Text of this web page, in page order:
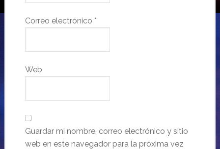
Correo electrónico *
Web
Guardar mi nombre, correo electrónico y sitio
web en este navegador para la próxima vez